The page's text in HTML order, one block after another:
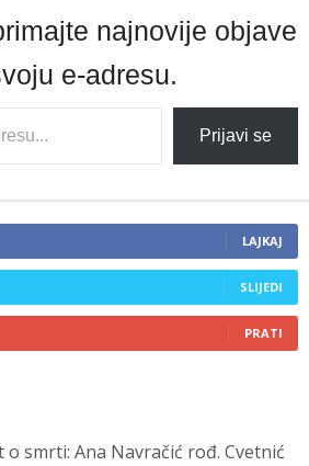
najnovije objave
e-adresu.
Prijavi se
LAJKAJ
SLIJEDI
PRATI
o smrti: Ana Navračić rođ. Cvetnić